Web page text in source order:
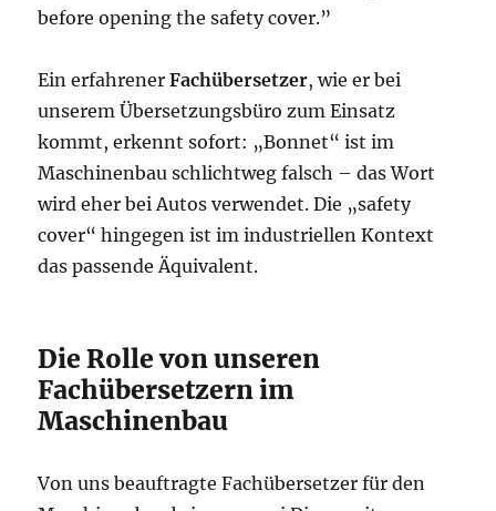
before opening the safety cover.”
Ein erfahrenerFachübersetzer, wie er bei
unserem Übersetzungsbüro zum Einsatz
kommt, erkennt sofort: „Bonnet“ ist im
Maschinenbau schlichtweg falsch – das Wort
wird eher bei Autos verwendet. Die „safety
cover“ hingegen ist im industriellen Kontext
das passende Äquivalent.
Die Rolle von unseren
Fachübersetzern im
Maschinenbau
Von uns beauftragte Fachübersetzer für den